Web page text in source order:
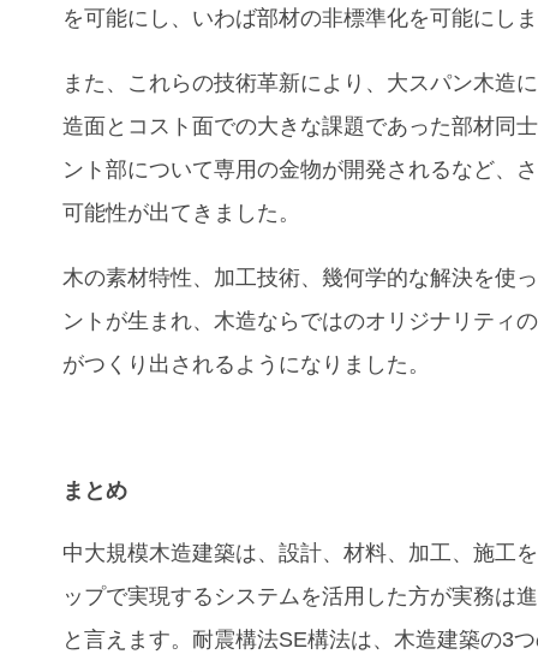
を可能にし、いわば部材の非標準化を可能にし
また、これらの技術革新により、大スパン木造
造面とコスト面での大きな課題であった部材同
ント部について専用の金物が開発されるなど、
可能性が出てきました。
木の素材特性、加工技術、幾何学的な解決を使
ントが生まれ、木造ならではのオリジナリティ
がつくり出されるようになりました。
まとめ
中大規模木造建築は、設計、材料、加工、施工
ップで実現するシステムを活用した方が実務は
と言えます。耐震構法SE構法は、木造建築の3